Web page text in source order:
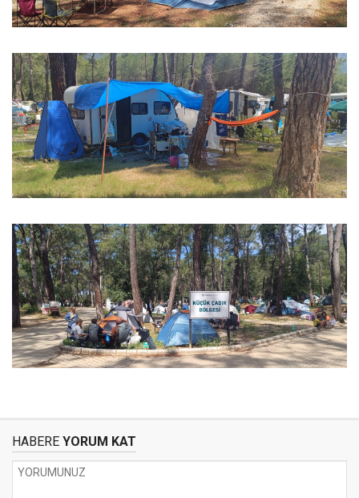
HABERE YORUM KAT